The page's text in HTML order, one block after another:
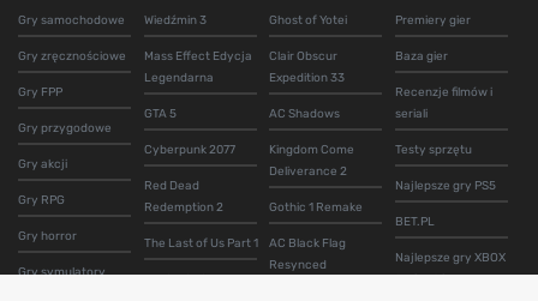
Gry samochodowe
Gry zręcznościowe
Gry FPP
Gry przygodowe
Gry akcji
Gry RPG
Gry horror
Gry symulatory
Wiedźmin 3
Mass Effect Edycja
Legendarna
GTA 5
Cyberpunk 2077
Red Dead
Redemption 2
The Last of Us Part 1
Ghost of Yotei
Clair Obscur
Expedition 33
AC Shadows
Kingdom Come
Deliverance 2
Gothic 1 Remake
AC Black Flag
Resynced
Premiery gier
Baza gier
Recenzje filmów i
seriali
Testy sprzętu
Najlepsze gry PS5
BET.PL
Najlepsze gry XBOX